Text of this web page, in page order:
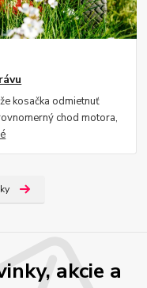
kosačka odmietnuť
chod motora,
akcie a